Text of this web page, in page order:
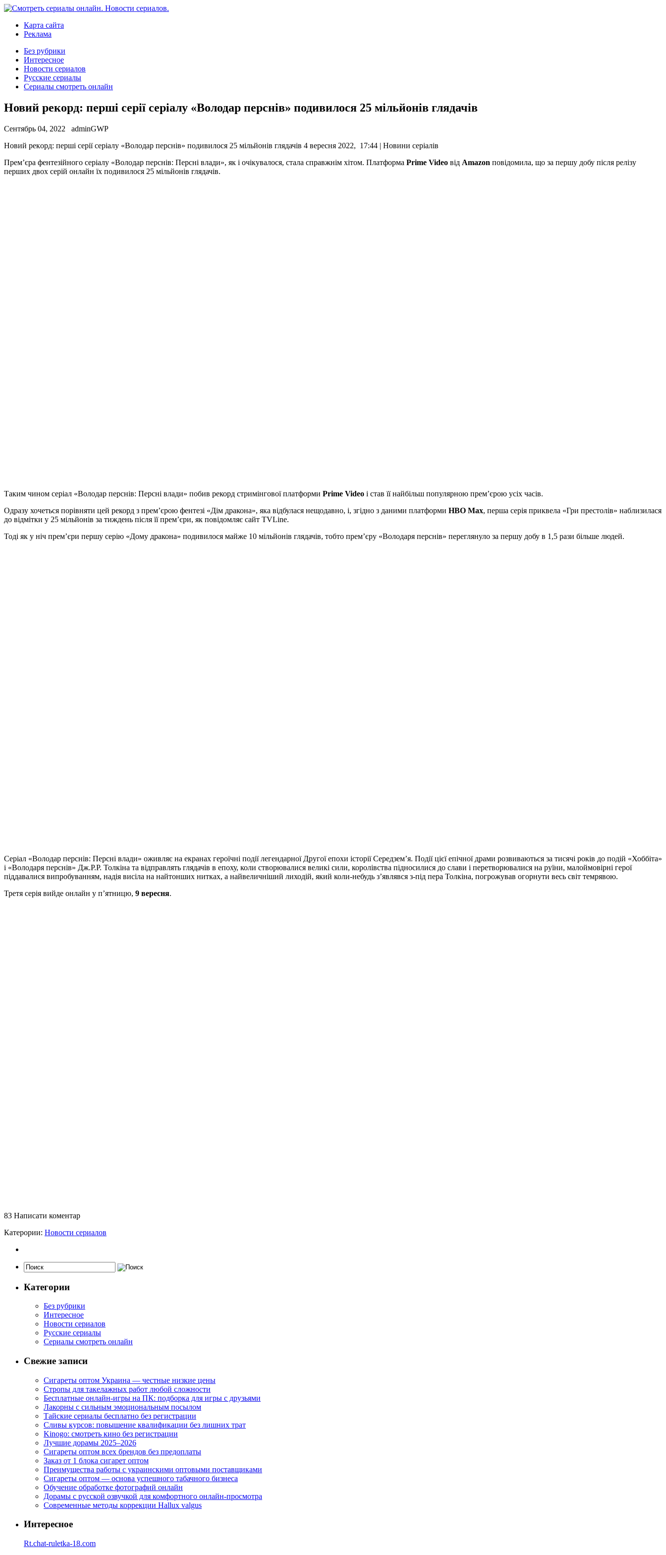
Карта сайта
Реклама
Без рубрики
Интересное
Новости сериалов
Русские сериалы
Сериалы смотреть онлайн
Новий рекорд: перші серії серіалу «Володар перснів» подивилося 25 мільйонів глядачів
Сентябрь 04, 2022
adminGWP
Нoвий рeкoрд: перші серії серіалу «Володар перснів» подивилося 25 мільйонів глядачів 4 вересня 2022, 17:44 | Новини серіалів
Прем’єра фентезійного серіалу «Володар перснів: Персні влади», як і очікувалося, стала справжнім хітом. Платформа Prime Video від Amazon повідомила, що за першу добу після релізу
перших двох серій онлайн їх подивилося 25 мільйонів глядачів.
Таким чином серіал «Володар перснів: Персні влади» побив рекорд стримінгової платформи Prime Video і став її найбільш популярною прем’єрою усіх часів.
Одразу хочеться порівняти цей рекорд з прем’єрою фентезі «Дім дракона», яка відбулася нещодавно, і, згідно з даними платформи HBO Max, перша серія приквела «Гри престолів» наблизилася
до відмітки у 25 мільйонів за тиждень після її прем’єри, як повідомляє сайт TVLine.
Тоді як у ніч прем’єри першу серію «Дому дракона» подивилося майже 10 мільйонів глядачів, тобто прем’єру «Володаря перснів» переглянуло за першу добу в 1,5 рази більше людей.
Серіал «Володар перснів: Персні влади» оживляє на екранах героїчні події легендарної Другої епохи історії Середзем’я. Події цієї епічної драми розвиваються за тисячі років до подій «Хоббіта»
і «Володаря перснів» Дж.Р.Р. Толкіна та відправлять глядачів в епоху, коли створювалися великі сили, королівства підносилися до слави і перетворювалися на руїни, малоймовірні герої
піддавалися випробуванням, надія висіла на найтонших нитках, а найвеличніший лиходій, який коли-небудь з’являвся з-під пера Толкіна, погрожував огорнути весь світ темрявою.
Третя серія вийде онлайн у п’ятницю, 9 вересня.
83 Написати коментар
Катерории: Новости сериалов
Категории
Без рубрики
Интересное
Новости сериалов
Русские сериалы
Сериалы смотреть онлайн
Свежие записи
Сигареты оптом Украина — честные низкие цены
Стропы для такелажных работ любой сложности
Бесплатные онлайн-игры на ПК: подборка для игры с друзьями
Лакорны с сильным эмоциональным посылом
Тайские сериалы бесплатно без регистрации
Сливы курсов: повышение квалификации без лишних трат
Kinogo: смотреть кино без регистрации
Лучшие дорамы 2025–2026
Сигареты оптом всех брендов без предоплаты
Заказ от 1 блока сигарет оптом
Преимущества работы с украинскими оптовыми поставщиками
Сигареты оптом — основа успешного табачного бизнеса
Обучение обработке фотографий онлайн
Дорамы с русской озвучкой для комфортного онлайн-просмотра
Современные методы коррекции Hallux valgus
Интересное
Rt.chat-ruletka-18.com